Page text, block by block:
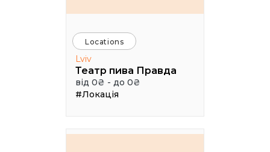
Locations
Lviv
Театр пива Правда
від 0₴ - до 0₴
#Локація